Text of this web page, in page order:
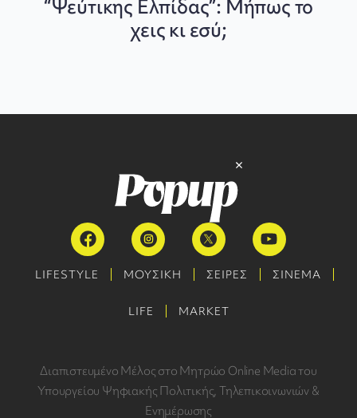
“Ψεύτικης Ελπίδας”: Μήπως το
χεις κι εσύ;
LIFESTYLE ΜΟΥΣΙΚΗ ΣΕΙΡΕΣ ΣΙΝΕΜΑ
LIFE MARKET
Διαπιστευμένο Μέλος στο Μητρώο Online Media του
Υπουργείου Ψηφιακής Πολιτικής, Τηλεπικοινωνιών &
Ενημέρωσης